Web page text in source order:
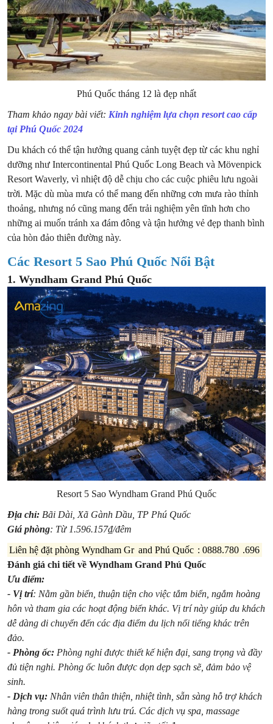
Phú Quốc tháng 12 là đẹp nhất
Tham khảo ngay bài viết: Kinh nghiệm lựa chọn resort cao cấp
tại Phú Quốc 2024
Du khách có thể tận hưởng quang cảnh tuyệt đẹp từ các khu nghỉ
dưỡng như Intercontinental Phú Quốc Long Beach và Mövenpick
Resort Waverly, vì nhiệt độ dễ chịu cho các cuộc phiêu lưu ngoài
trời. Mặc dù mùa mưa có thể mang đến những cơn mưa rào thỉnh
thoảng, nhưng nó cũng mang đến trải nghiệm yên tĩnh hơn cho
những ai muốn tránh xa đám đông và tận hưởng vẻ đẹp thanh bình
của hòn đảo thiên đường này.
Các Resort 5 Sao Phú Quốc Nổi Bật
1. Wyndham Grand Phú Quốc
Resort 5 Sao Wyndham Grand Phú Quốc
Địa chỉ: Bãi Dài, Xã Gành Dầu, TP Phú Quốc
Giá phòng: Từ 1.596.157₫/đêm
Liên hệ đặt phòng Wyndham Gr and Phú Quốc : 0888.780 .696
Đánh giá chi tiết về Wyndham Grand Phú Quốc
Ưu điểm:
- Vị trí: Nằm gần biển, thuận tiện cho việc tắm biển, ngắm hoàng
hôn và tham gia các hoạt động biển khác. Vị trí này giúp du khách
dễ dàng di chuyển đến các địa điểm du lịch nổi tiếng khác trên
đảo.
- Phòng ốc: Phòng nghỉ được thiết kế hiện đại, sang trọng và đầy
đủ tiện nghi. Phòng ốc luôn được dọn dẹp sạch sẽ, đảm bảo vệ
sinh.
- Dịch vụ: Nhân viên thân thiện, nhiệt tình, sẵn sàng hỗ trợ khách
hàng trong suốt quá trình lưu trú. Các dịch vụ spa, massage